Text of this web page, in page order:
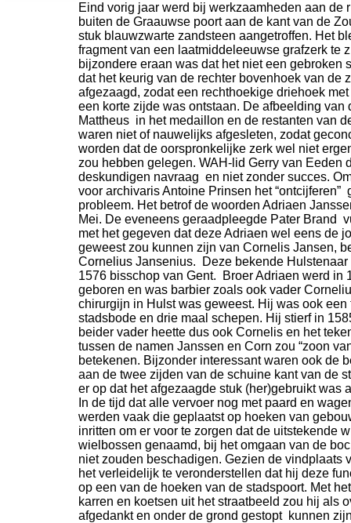
Eind vorig jaar werd bij werkzaamheden aan de
buiten de Graauwse poort aan de kant van de
stuk blauwzwarte zandsteen aangetroffen. Het
fragment van een laatmiddeleeuwse grafzerk te
bijzondere eraan was dat het niet een gebroken
dat het keurig van de rechter bovenhoek van de
afgezaagd, zodat een rechthoekige driehoek
een korte zijde was ontstaan. De afbeelding van
Mattheus in het medaillon en de restanten van
waren niet of nauwelijks afgesleten, zodat
worden dat de oorspronkelijke zerk wel niet
zou hebben gelegen. WAH- lid Gerry van Eeden
deskundigen navraag en niet zonder succes.
voor archivaris Antoine Prinsen het “ontcijferen”
probleem. Het betrof de woorden Adriaen
Mei. De eveneens geraadpleegde Pater Brand
met het gegeven dat deze Adriaen wel eens de
geweest zou kunnen zijn van Cornelis Jansen,
Cornelius Jansenius. Deze bekende Hulstenaar
1576 bisschop van Gent. Broer Adriaen werd in
geboren en was barbier zoals ook vader
chirurgijn in Hulst was geweest. Hij was ook een
stadsbode en drie maal schepen. Hij stierf in
beider vader heette dus ook Cornelis en het
tussen de namen Janssen en Corn zou “zoon
betekenen. Bijzonder interessant waren ook de
aan de twee zijden van de schuine kant van de
er op dat het afgezaagde stuk (her)gebruikt was
In de tijd dat alle vervoer nog met paard en
werden vaak die geplaatst op hoeken van
inritten om er voor te zorgen dat de uitstekende
wielbossen genaamd, bij het omgaan van de
niet zouden beschadigen. Gezien de vindplaats
het verleidelijk te veronderstellen dat hij deze
op een van de hoeken van de stadspoort. Met
karren en koetsen uit het straatbeeld zou hij als
afgedankt en onder de grond gestopt kunnen